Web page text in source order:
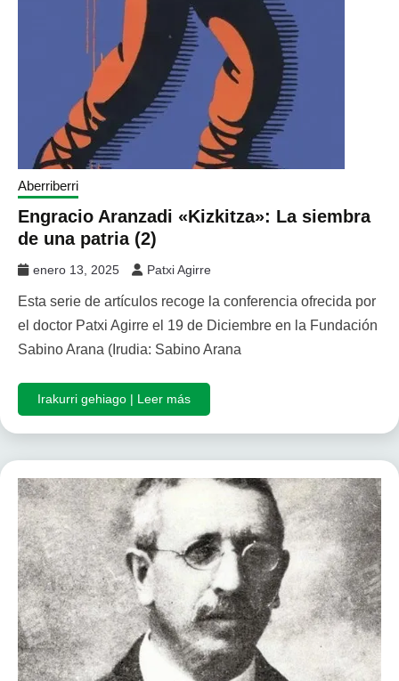
Aberriberri
Engracio Aranzadi «Kizkitza»: La siembra
de una patria (2)
enero 13, 2025 Patxi Agirre
Esta serie de artículos recoge la conferencia ofrecida por
el doctor Patxi Agirre el 19 de Diciembre en la Fundación
Sabino Arana (Irudia: Sabino Arana
Irakurri gehiago | Leer más